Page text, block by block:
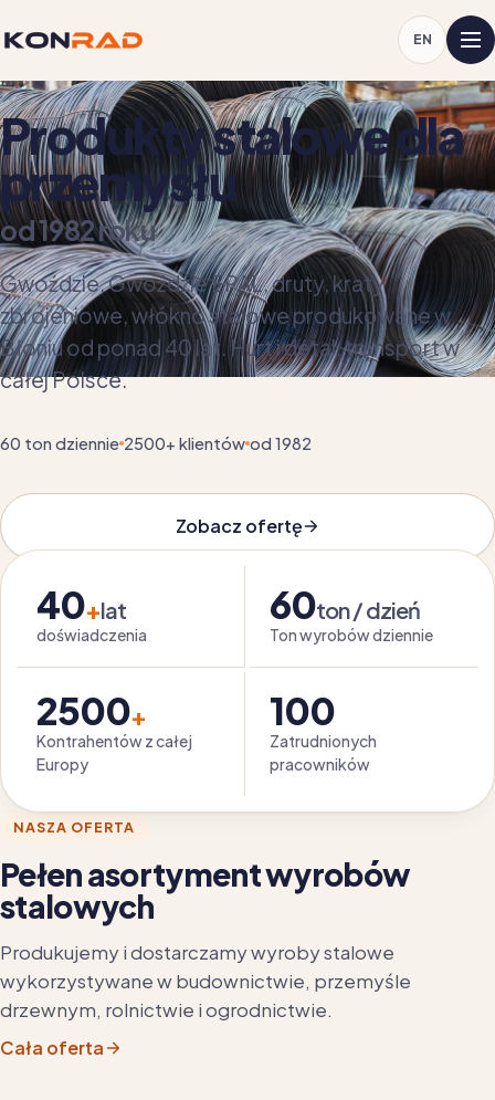
EN
Produkty stalowe dla
przemysłu
od 1982 roku
Gwoździe, Gwoździe EPAL, druty, kraty
zbrojeniowe, włókno stalowe produkowane w
Błoniu od ponad 40 lat. Hurt i detal, transport w
całej Polsce.
60 ton dziennie 2500+ klientów od 1982
Zobacz ofertę
40+lat
doświadczenia
60ton / dzień
Ton wyrobów dziennie
2500+
Kontrahentów z całej
Europy
100
Zatrudnionych
pracowników
NASZA OFERTA
Pełen asortyment wyrobów
stalowych
Produkujemy i dostarczamy wyroby stalowe
wykorzystywane w budownictwie, przemyśle
drzewnym, rolnictwie i ogrodnictwie.
Cała oferta